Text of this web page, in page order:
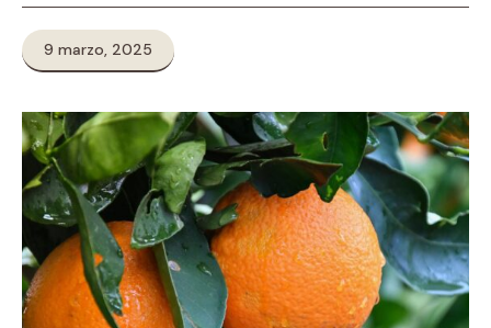
9 marzo, 2025